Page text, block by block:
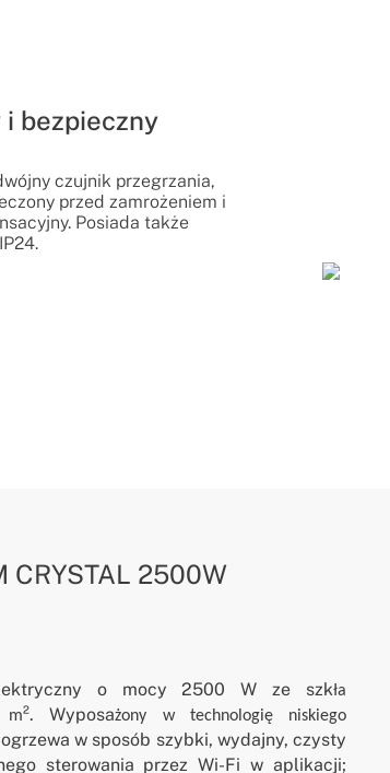
i bezpieczny
czujnik przegrzania,
przed zamrożeniem i
Posiada także
CRYSTAL 2500W
o mocy 2500 W ze szkła
m². Wyposażony w technologię niskiego
w sposób szybki, wydajny, czysty
sterowania przez Wi-Fi w aplikacji;